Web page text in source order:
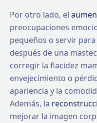
Por otro lado, el
preocupaciones
pequeños o servir
después de una
corregir la flacidez
envejecimiento o
apariencia y la
Además, la
mejorar la imagen